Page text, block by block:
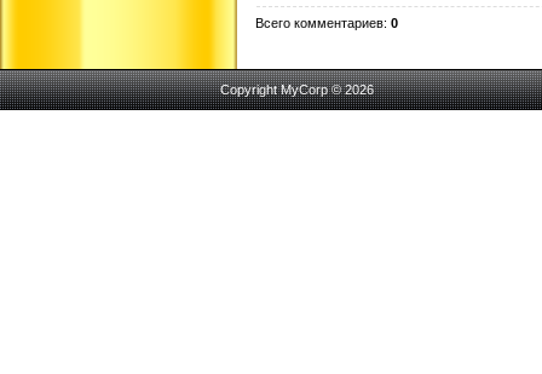
Всего комментариев: 0
Copyright MyCorp © 2026